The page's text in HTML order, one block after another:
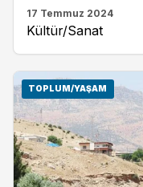
17 Temmuz 2024
Kültür/Sanat
TOPLUM/YAŞAM